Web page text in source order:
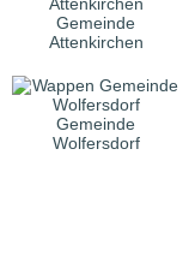
Gemeinde
Attenkirchen
Gemeinde
Wolfersdorf